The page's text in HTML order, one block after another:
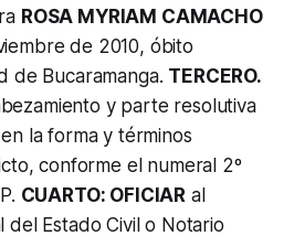
ROSA MYRIAM CAMACHO
de 2010, óbito
de Bucaramanga. TERCERO.
y parte resolutiva
la forma y términos
conforme el numeral 2º
CUARTO: OFICIAR al
del Estado Civil o Notario